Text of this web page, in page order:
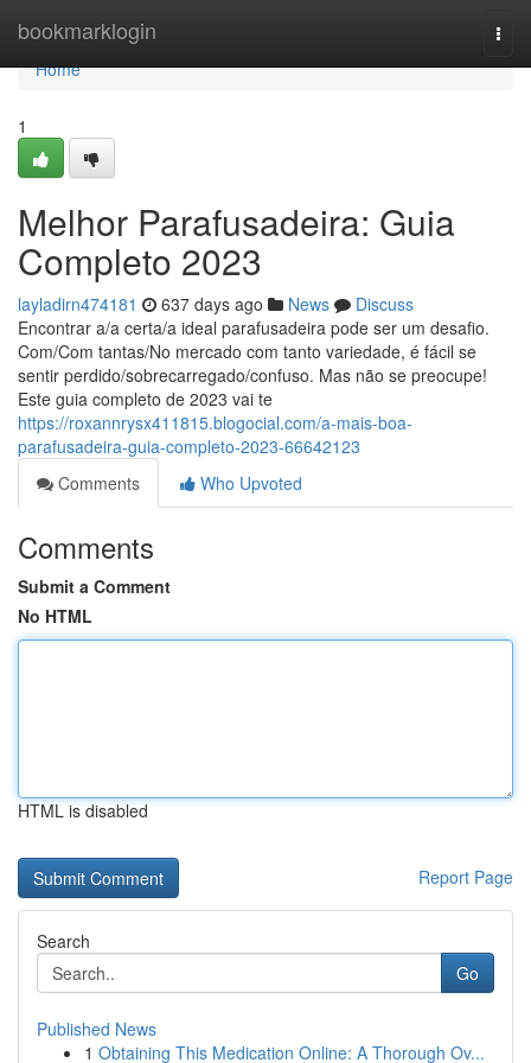
bookmarklogin
Home
Home
1
Melhor Parafusadeira: Guia
Completo 2023
layladirn474181 637 days ago News
Discuss
Encontrar a/a certa/a ideal parafusadeira pode ser um desafio.
Com/Com tantas/No mercado com tanto variedade, é fácil se
sentir perdido/sobrecarregado/confuso. Mas não se preocupe!
Este guia completo de 2023 vai te
https://roxannrysx411815.blogocial.com/a-mais-boa-
parafusadeira-guia-completo-2023-66642123
Comments
Who Upvoted
Comments
Submit a Comment
No HTML
HTML is disabled
Report Page
Search
Go
Published News
1 Obtaining This Medication Online: A Thorough Ov...